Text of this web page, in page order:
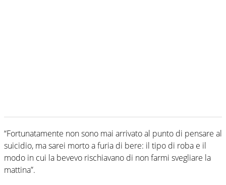
“Fortunatamente non sono mai arrivato al punto di pensare al
suicidio, ma sarei morto a furia di bere: il tipo di roba e il
modo in cui la bevevo rischiavano di non farmi svegliare la
mattina”.